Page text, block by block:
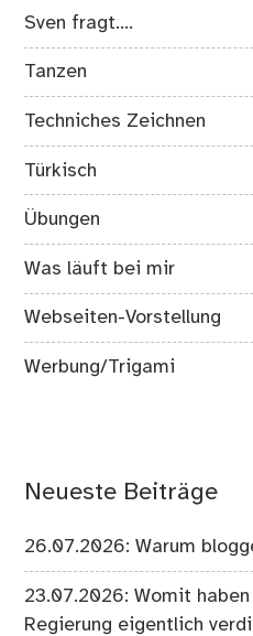
Sven fragt….
Tanzen
Techniches Zeichnen
Türkisch
Übungen
Was läuft bei mir
Webseiten-Vorstellung
Werbung/Trigami
Neueste Beiträge
26.07.2026: Warum
23.07.2026: Womit
Regierung eigentlich